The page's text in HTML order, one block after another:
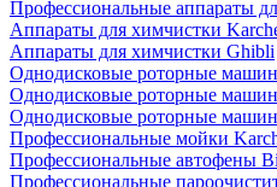
Профессиональные аппараты
Аппараты для химчистки
Аппараты для химчистки Ghibli
Однодисковые роторные
Однодисковые роторные
Однодисковые роторные
Профессиональные мойки
Профессиональные автофены
Профессиональные